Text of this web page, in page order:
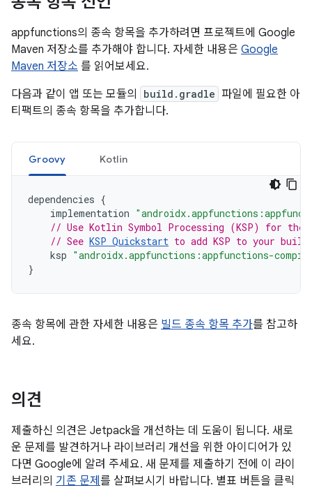
appfunctions의 종속 항목을 추가하려면 프로젝트에 Google
Maven 저장소를 추가해야 합니다. 자세한 내용은 Google
Maven 저장소 를 읽어보세요.
다음과 같이 앱 또는 모듈의
build.gradle 파일에 필요한 아
티팩트의 종속 항목을 추가합니다.
Groovy Kotlin
dependencies {
implementation
// Use Kotlin Symbol Processing (KSP) for
// See KSP Quickstart to add KSP to your build
ksp "androidx.appfunctions:appfunctions-
}
종속 항목에 관한 자세한 내용은 빌드 종속 항목 추가를 참고하
세요.
의견
제출하신 의견은 Jetpack을 개선하는 데 도움이 됩니다. 새로
운 문제를 발견하거나 라이브러리 개선을 위한 아이디어가 있
다면 Google에 알려 주세요. 새 문제를 제출하기 전에 이 라이
브러리의 기존 문제 를 살펴보시기 바랍니다. 별표 버튼을 클릭